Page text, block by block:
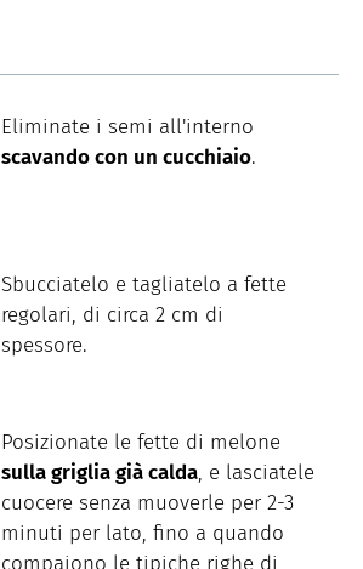
Eliminate i semi all'interno
scavando con un cucchiaio.
Sbucciatelo e tagliatelo a fette
regolari, di circa 2 cm di
spessore.
Posizionate le fette di melone
sulla griglia già calda, e lasciatele
cuocere senza muoverle per 2-3
minuti per lato, fino a quando
compaiono le tipiche righe di